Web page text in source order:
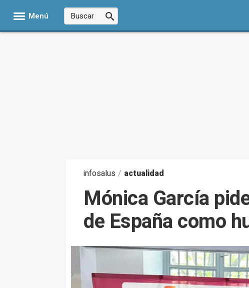
Menú
infosalus / actualidad
Mónica García
de España como